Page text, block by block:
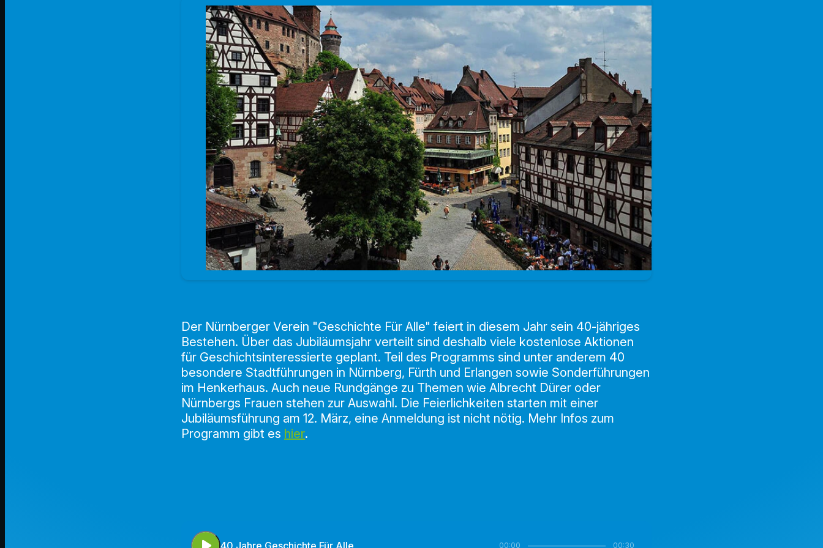
Der Nürnberger Verein "Geschichte Für Alle" feiert in diesem Jahr sein 40-jähriges
Bestehen. Über das Jubiläumsjahr verteilt sind deshalb viele kostenlose Aktionen
für Geschichtsinteressierte geplant. Teil des Programms sind unter anderem 40
besondere Stadtführungen in Nürnberg, Fürth und Erlangen sowie Sonderführungen
im Henkerhaus. Auch neue Rundgänge zu Themen wie Albrecht Dürer oder
Nürnbergs Frauen stehen zur Auswahl. Die Feierlichkeiten starten mit einer
Jubiläumsführung am 12. März, eine Anmeldung ist nicht nötig. Mehr Infos zum
Programm gibt es hier.
00:00 00:30